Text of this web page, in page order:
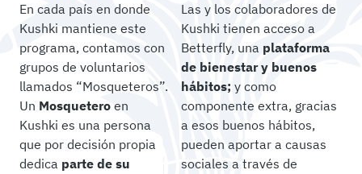
En cada país en donde
Kushki mantiene este
programa, contamos con
grupos de voluntarios
llamados “Mosqueteros”.
Un Mosquetero en
Kushki es una persona
que por decisión propia
dedica parte de su
Las y los colaboradores de
Kushki tienen acceso a
Betterfly, una plataforma
de bienestar y buenos
hábitos; y como
componente extra, gracias
a esos buenos hábitos,
pueden aportar a causas
sociales a través de